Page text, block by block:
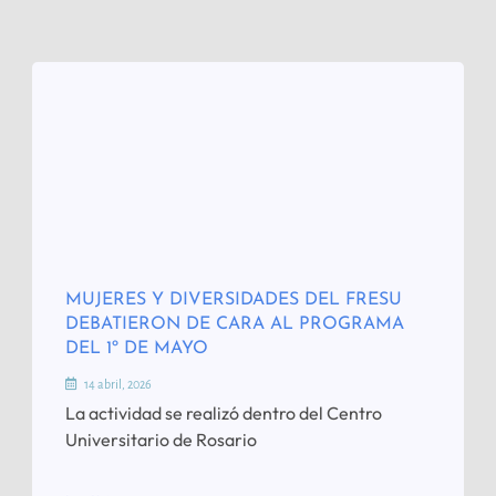
MUJERES Y DIVERSIDADES DEL FRESU
DEBATIERON DE CARA AL PROGRAMA
DEL 1º DE MAYO
14 abril, 2026
La actividad se realizó dentro del Centro
Universitario de Rosario